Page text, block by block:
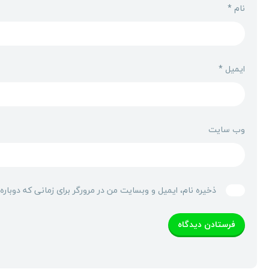
نام*
ایمیل *
وب‌ سایت
ذخیره نام، ایمیل و وبسایت من در مرورگر برای زمانی که